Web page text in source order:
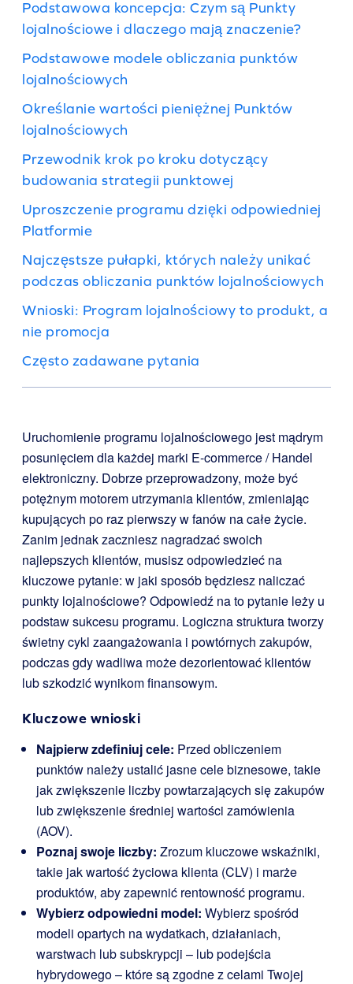
Podstawowa koncepcja: Czym są Punkty
lojalnościowe i dlaczego mają znaczenie?
Podstawowe modele obliczania punktów
lojalnościowych
Określanie wartości pieniężnej Punktów
lojalnościowych
Przewodnik krok po kroku dotyczący
budowania strategii punktowej
Uproszczenie programu dzięki odpowiedniej
Platformie
Najczęstsze pułapki, których należy unikać
podczas obliczania punktów lojalnościowych
Wnioski: Program lojalnościowy to produkt, a
nie promocja
Często zadawane pytania
Uruchomienie programu lojalnościowego jest mądrym
posunięciem dla każdej marki E-commerce / Handel
elektroniczny. Dobrze przeprowadzony, może być
potężnym motorem utrzymania klientów, zmieniając
kupujących po raz pierwszy w fanów na całe życie.
Zanim jednak zaczniesz nagradzać swoich
najlepszych klientów, musisz odpowiedzieć na
kluczowe pytanie: w jaki sposób będziesz naliczać
punkty lojalnościowe? Odpowiedź na to pytanie leży u
podstaw sukcesu programu. Logiczna struktura tworzy
świetny cykl zaangażowania i powtórnych zakupów,
podczas gdy wadliwa może dezorientować klientów
lub szkodzić wynikom finansowym.
Kluczowe wnioski
Najpierw zdefiniuj cele: Przed obliczeniem
punktów należy ustalić jasne cele biznesowe, takie
jak zwiększenie liczby powtarzających się zakupów
lub zwiększenie średniej wartości zamówienia
(AOV).
Poznaj swoje liczby: Zrozum kluczowe wskaźniki,
takie jak wartość życiowa klienta (CLV) i marże
produktów, aby zapewnić rentowność programu.
Wybierz odpowiedni model: Wybierz spośród
modeli opartych na wydatkach, działaniach,
warstwach lub subskrypcji – lub podejścia
hybrydowego – które są zgodne z celami Twojej